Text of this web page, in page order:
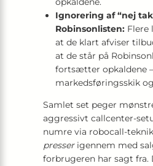
Ignorering af “nej
Robinsonlisten:
at de klart afviser
at de står på
fortsætter opkaldene
markedsføringsskik
Samlet set peger
aggressivt callcenter-
numre via robocall-
presserigennem med
forbrugeren har sagt fra.